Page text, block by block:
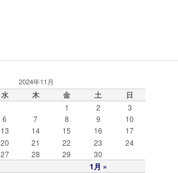
2024年11月
水 木 金 土 日
1月 »
1 2
3
6 7 8 9
10
13 14 15 16
17
20 21 22 23
24
27 28 29 30